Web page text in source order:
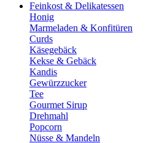
Feinkost & Delikatessen
Honig
Marmeladen & Konfitüren
Curds
Käsegebäck
Kekse & Gebäck
Kandis
Gewürzzucker
Tee
Gourmet Sirup
Drehmahl
Popcorn
Nüsse & Mandeln